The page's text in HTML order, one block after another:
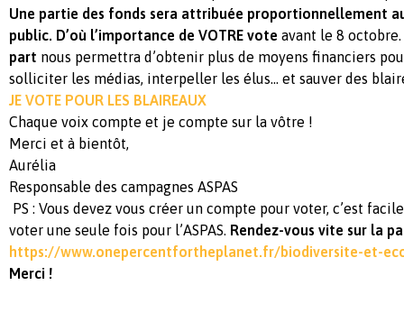
Une partie des fonds sera attribuée proportionnellement
public. D’où l’importance de VOTRE vote avant le 8 octobre.
part nous permettra d’obtenir plus de moyens financiers
solliciter les médias, interpeller les élus… et sauver des
JE VOTE POUR LES BLAIREAUX
Chaque voix compte et je compte sur la vôtre !
Merci et à bientôt,
Aurélia
Responsable des campagnes ASPAS
PS : Vous devez vous créer un compte pour voter, c’est
voter une seule fois pour l’ASPAS. Rendez-vous vite sur la
https://www.onepercentfortheplanet.fr/biodiversite-et-
Merci !